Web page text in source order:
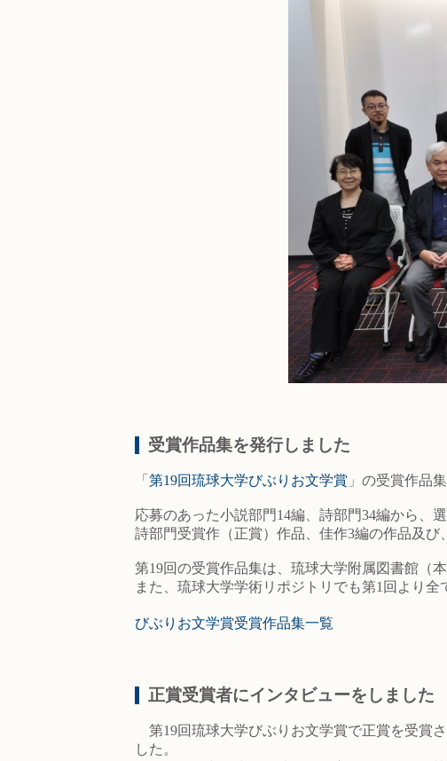
受賞作品集を発行しました
「 第19回琉球大学びぶりお文学賞 」の受賞作品
応募のあった小説部門14編、詩部門34編から、
詩部門受賞作（正賞）作品、佳作3編の作品及び
第19回の受賞作品集は、琉球大学附属図書館（
また、琉球大学学術リポジトリでも第1回より
びぶりお文学賞受賞作品集一覧
正賞受賞者にインタビューをしました
第19回琉球大学びぶりお文学賞で正賞を受賞
した。